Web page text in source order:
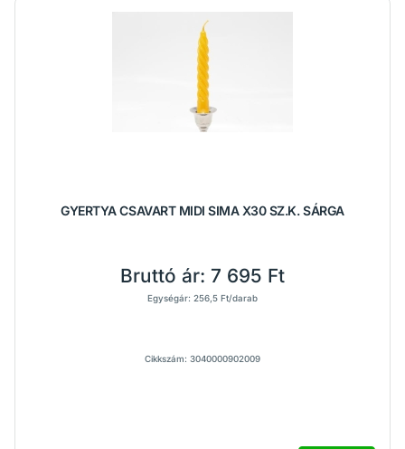
GYERTYA CSAVART MIDI SIMA X30 SZ.K. SÁRGA
Bruttó ár: 7 695 Ft
Egységár: 256,5 Ft/darab
Cikkszám: 3040000902009